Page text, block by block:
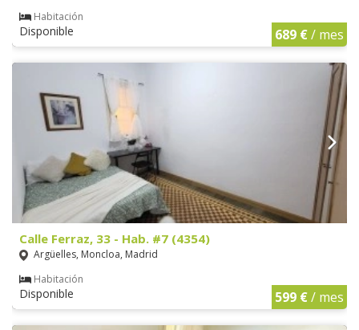
Habitación
Disponible 689 €/ mes
Calle Ferraz, 33 - Hab. #7 (4354)
Argüelles, Moncloa, Madrid
Habitación
Disponible 599 €/ mes